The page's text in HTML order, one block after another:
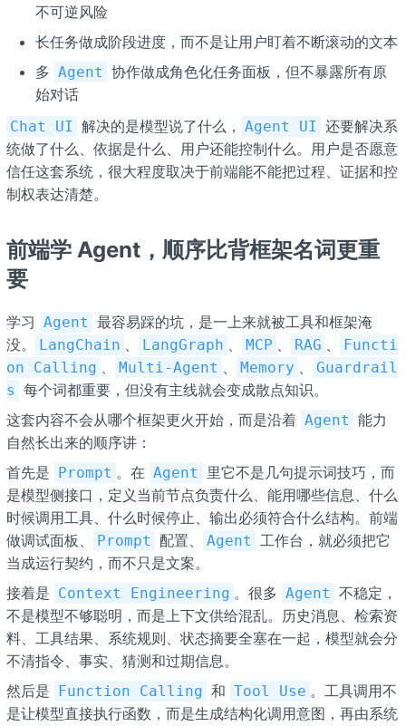
不可逆风险
长任务做成阶段进度，而不是让用户盯着不断滚动的文本
多 Agent 协作做成角色化任务面板，但不暴露所有原
始对话
Chat UI 解决的是模型说了什么， Agent UI 还要解决系
统做了什么、依据是什么、用户还能控制什么。用户是否愿意
信任这套系统，很大程度取决于前端能不能把过程、证据和控
制权表达清楚。
前端学 Agent，顺序比背框架名词更重
要
学习 Agent 最容易踩的坑，是一上来就被工具和框架淹
没。
LangChain 、 LangGraph 、 MCP 、 RAG 、
Functi
on Calling 、 Multi-Agent 、 Memory 、
Guardrail
s 每个词都重要，但没有主线就会变成散点知识。
这套内容不会从哪个框架更火开始，而是沿着 Agent 能力
自然长出来的顺序讲：
首先是
Prompt 。在 Agent
里它不是几句提示词技巧，而
是模型侧接口，定义当前节点负责什么、能用哪些信息、什么
时候调用工具、什么时候停止、输出必须符合什么结构。前端
做调试面板、
Prompt 配置、 Agent 工作台，就必须把它
当成运行契约，而不只是文案。
接着是 Context Engineering 。很多 Agent 不稳定，
不是模型不够聪明，而是上下文供给混乱。历史消息、检索资
料、工具结果、系统规则、状态摘要全塞在一起，模型就会分
不清指令、事实、猜测和过期信息。
然后是
Function Calling 和 Tool Use 。工具调用不
是让模型直接执行函数，而是生成结构化调用意图，再由系统